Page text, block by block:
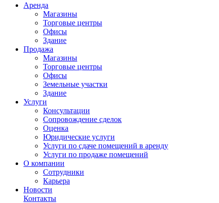
Аренда
Магазины
Торговые центры
Офисы
Здание
Продажа
Магазины
Торговые центры
Офисы
Земельные участки
Здание
Услуги
Консультации
Сопровождение сделок
Оценка
Юридические услуги
Услуги по сдаче помещений в аренду
Услуги по продаже помещений
О компании
Сотрудники
Карьера
Новости
Контакты